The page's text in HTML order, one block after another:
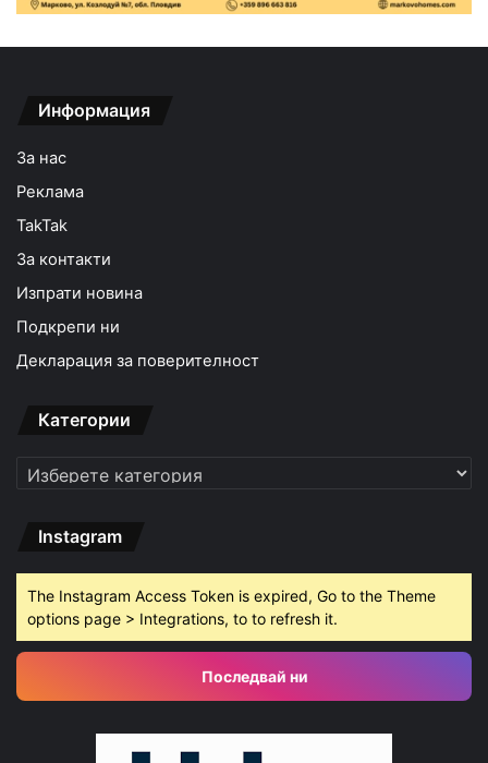
Информация
За нас
Реклама
TakTak
За контакти
Изпрати новина
Подкрепи ни
Декларация за поверителност
Категории
Категории
Instagram
The Instagram Access Token is expired, Go to the Theme
options page > Integrations, to to refresh it.
Последвай ни